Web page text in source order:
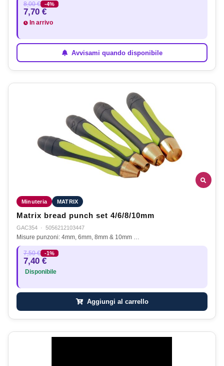
8,00 € -4%
7,70 €
In arrivo
Avvisami quando disponibile
Minuteria MATRIX
Matrix bread punch set 4/6/8/10mm
GAC354 · 5056212103447
Misure punzoni: 4mm, 6mm, 8mm & 10mm …
7,50 € -1%
7,40 €
Disponibile
Aggiungi al carrello